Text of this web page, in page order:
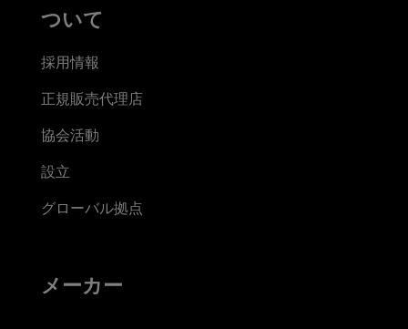
ついて
採用情報
正規販売代理店
協会活動
設立
グローバル拠点
メーカー